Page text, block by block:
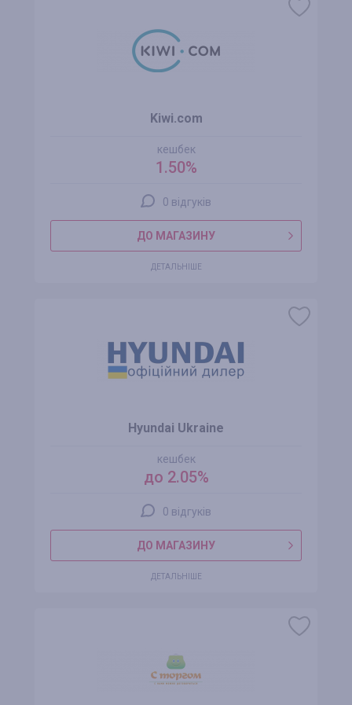
Kiwi.com
кешбек
1.50%
0 відгуків
ДО МАГАЗИНУ
ДЕТАЛЬНІШЕ
Hyundai Ukraine
кешбек
до 2.05%
0 відгуків
ДО МАГАЗИНУ
ДЕТАЛЬНІШЕ